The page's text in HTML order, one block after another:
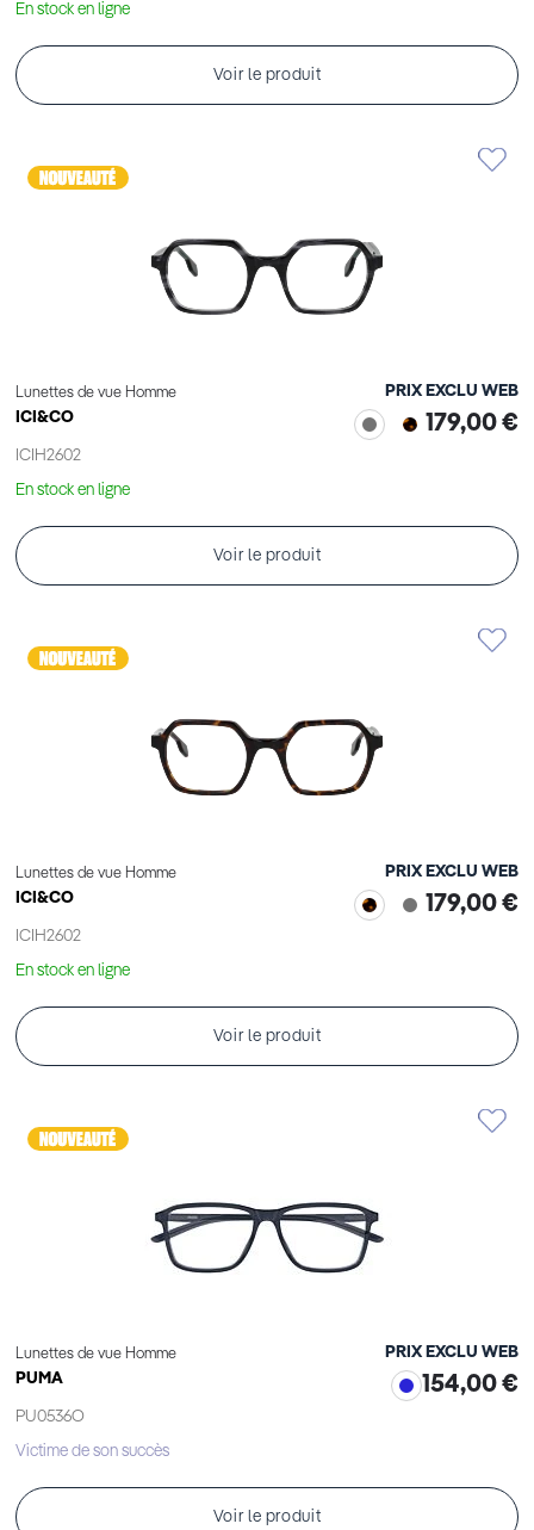
En stock en ligne
Voir le produit
Lunettes de vue Homme
ICI&CO
ICIH2602
PRIX EXCLU WEB
179,00 €
En stock en ligne
Voir le produit
Lunettes de vue Homme
ICI&CO
ICIH2602
PRIX EXCLU WEB
179,00 €
En stock en ligne
Voir le produit
Lunettes de vue Homme
PUMA
PU0536O
PRIX EXCLU WEB
154,00 €
Victime de son succès
Voir le produit